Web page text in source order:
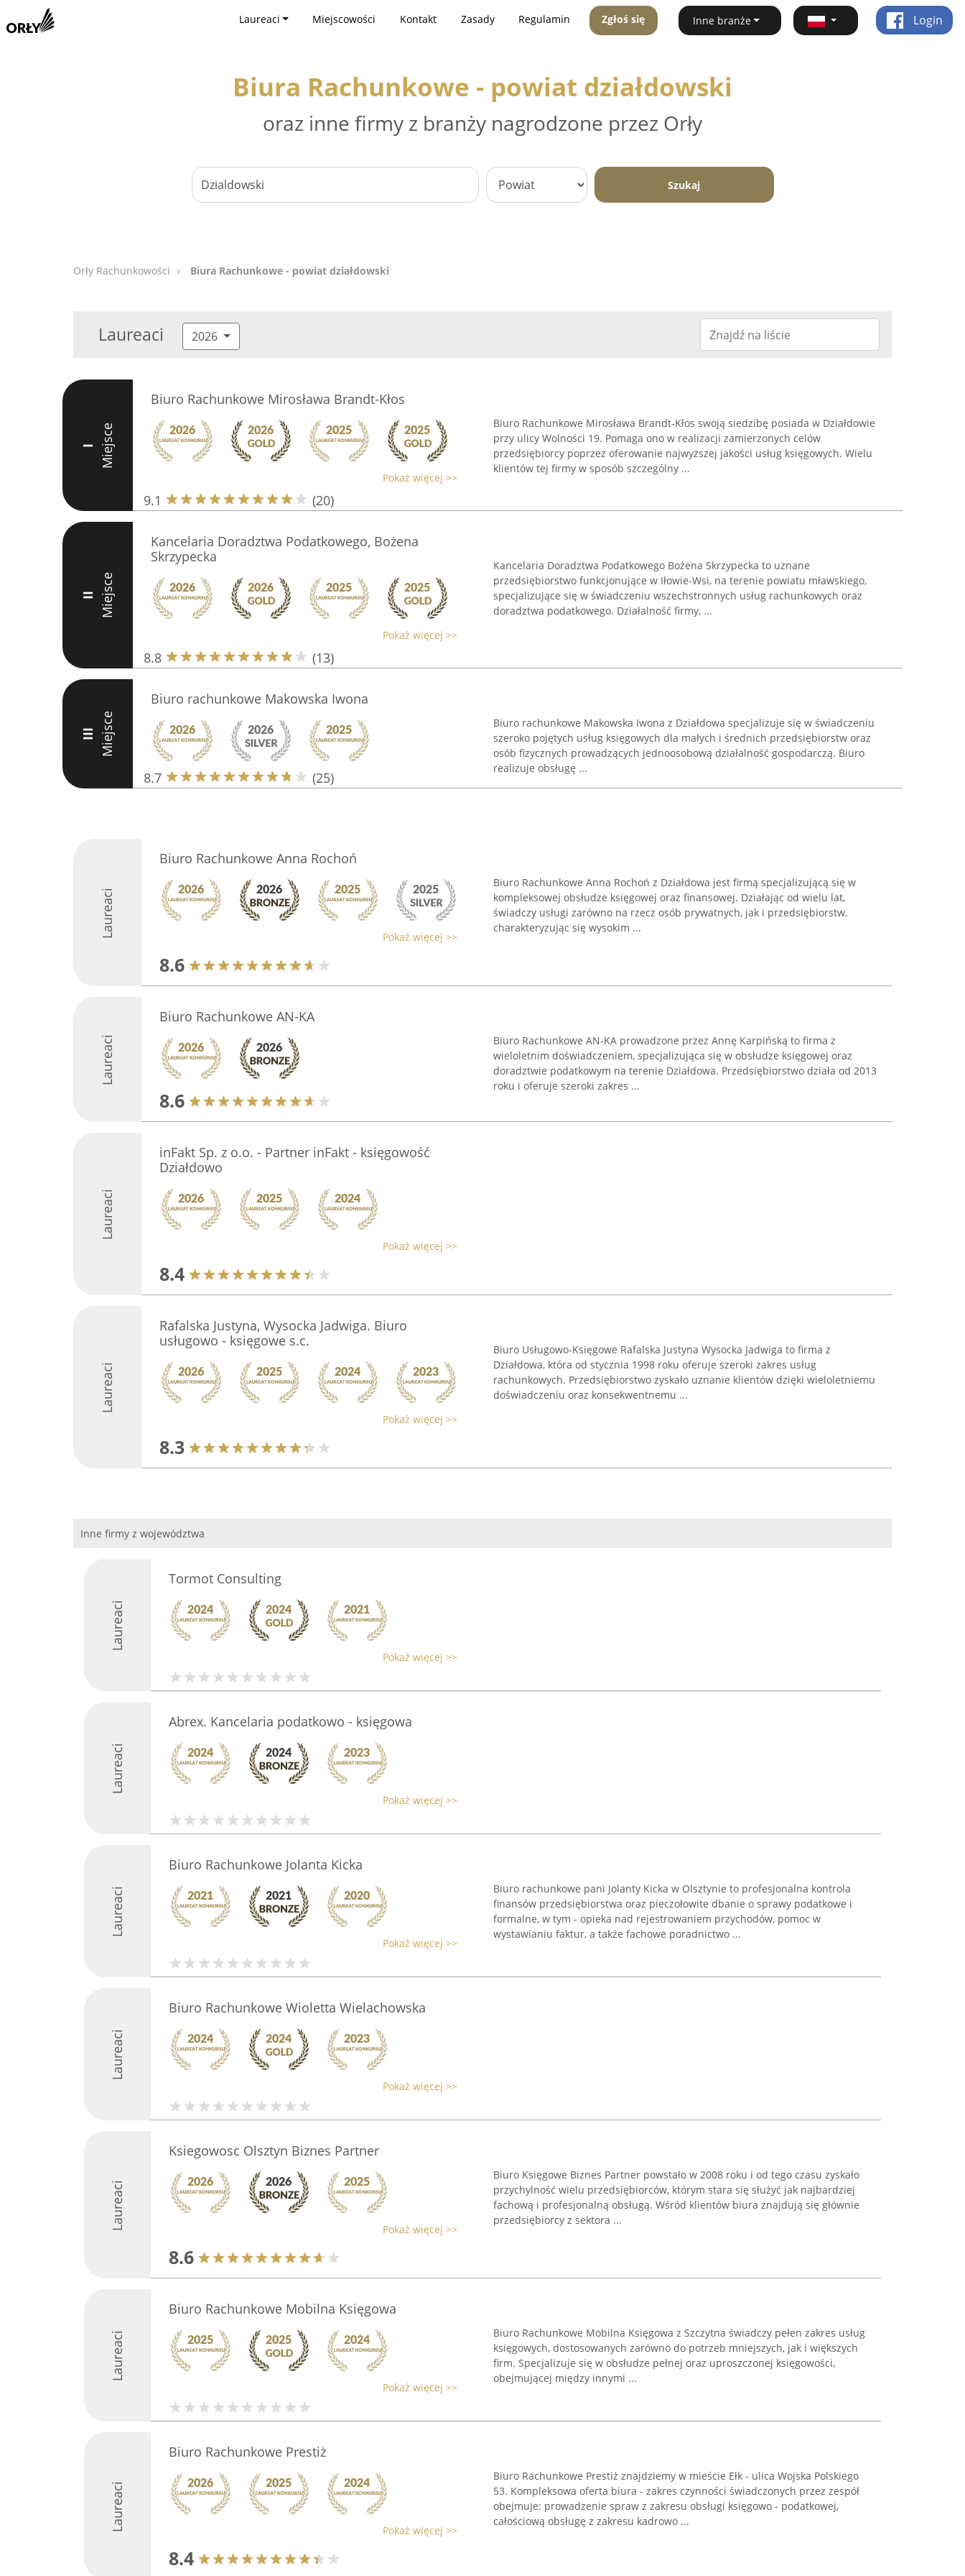
Laureaci Miejscowości Kontakt Zasady Regulamin Zgłoś się Inne branże Login
Biura Rachunkowe - powiat działdowski
oraz inne firmy z branży nagrodzone przez Orły
Szukaj
Orły Rachunkowości Biura Rachunkowe - powiat działdowski
Laureaci 2026
I Miejsce
Biuro Rachunkowe Mirosława Brandt-Kłos
Pokaż więcej >>
9.1 (20)
Biuro Rachunkowe Mirosława Brandt-Kłos swoją siedzibę posiada w Działdowie
przy ulicy Wolności 19. Pomaga ono w realizacji zamierzonych celów
przedsiębiorcy poprzez oferowanie najwyższej jakości usług księgowych. Wielu
klientów tej firmy w sposób szczególny ...
II Miejsce
Kancelaria Doradztwa Podatkowego, Bożena
Skrzypecka
Pokaż więcej >>
8.8 (13)
Kancelaria Doradztwa Podatkowego Bożena Skrzypecka to uznane
przedsiębiorstwo funkcjonujące w Iłowie-Wsi, na terenie powiatu mławskiego,
specjalizujące się w świadczeniu wszechstronnych usług rachunkowych oraz
doradztwa podatkowego. Działalność firmy, ...
III Miejsce
Biuro rachunkowe Makowska Iwona
8.7 (25)
Biuro rachunkowe Makowska Iwona z Działdowa specjalizuje się w świadczeniu
szeroko pojętych usług księgowych dla małych i średnich przedsiębiorstw oraz
osób fizycznych prowadzących jednoosobową działalność gospodarczą. Biuro
realizuje obsługę ...
Laureaci
Biuro Rachunkowe Anna Rochoń
Pokaż więcej >>
8.6
Biuro Rachunkowe Anna Rochoń z Działdowa jest firmą specjalizującą się w
kompleksowej obsłudze księgowej oraz finansowej. Działając od wielu lat,
świadczy usługi zarówno na rzecz osób prywatnych, jak i przedsiębiorstw,
charakteryzując się wysokim ...
Laureaci
Biuro Rachunkowe AN-KA
8.6
Biuro Rachunkowe AN-KA prowadzone przez Annę Karpińską to firma z
wieloletnim doświadczeniem, specjalizująca się w obsłudze księgowej oraz
doradztwie podatkowym na terenie Działdowa. Przedsiębiorstwo działa od 2013
roku i oferuje szeroki zakres ...
Laureaci
inFakt Sp. z o.o. - Partner inFakt - księgowość
Działdowo
Pokaż więcej >>
8.4
Laureaci
Rafalska Justyna, Wysocka Jadwiga. Biuro
usługowo - księgowe s.c.
Pokaż więcej >>
8.3
Biuro Usługowo-Księgowe Rafalska Justyna Wysocka Jadwiga to firma z
Działdowa, która od stycznia 1998 roku oferuje szeroki zakres usług
rachunkowych. Przedsiębiorstwo zyskało uznanie klientów dzięki wieloletniemu
doświadczeniu oraz konsekwentnemu ...
Inne firmy z województwa
Laureaci
Tormot Consulting
Pokaż więcej >>
Laureaci
Abrex. Kancelaria podatkowo - księgowa
Pokaż więcej >>
Laureaci
Biuro Rachunkowe Jolanta Kicka
Pokaż więcej >>
Biuro rachunkowe pani Jolanty Kicka w Olsztynie to profesjonalna kontrola
finansów przedsiębiorstwa oraz pieczołowite dbanie o sprawy podatkowe i
formalne, w tym - opieka nad rejestrowaniem przychodów, pomoc w
wystawianiu faktur, a także fachowe poradnictwo ...
Laureaci
Biuro Rachunkowe Wioletta Wielachowska
Pokaż więcej >>
Laureaci
Ksiegowosc Olsztyn Biznes Partner
Pokaż więcej >>
8.6
Biuro Księgowe Biznes Partner powstało w 2008 roku i od tego czasu zyskało
przychylność wielu przedsiębiorców, którym stara się służyć jak najbardziej
fachową i profesjonalną obsługą. Wśród klientów biura znajdują się głównie
przedsiębiorcy z sektora ...
Laureaci
Biuro Rachunkowe Mobilna Księgowa
Pokaż więcej >>
Biuro Rachunkowe Mobilna Księgowa z Szczytna świadczy pełen zakres usług
księgowych, dostosowanych zarówno do potrzeb mniejszych, jak i większych
firm. Specjalizuje się w obsłudze pełnej oraz uproszczonej księgowości,
obejmującej między innymi ...
Laureaci
Biuro Rachunkowe Prestiż
Pokaż więcej >>
8.4
Biuro Rachunkowe Prestiż znajdziemy w mieście Ełk - ulica Wojska Polskiego
53. Kompleksowa oferta biura - zakres czynności świadczonych przez zespół
obejmuje: prowadzenie spraw z zakresu obsługi księgowo - podatkowej,
całościową obsługę z zakresu kadrowo ...